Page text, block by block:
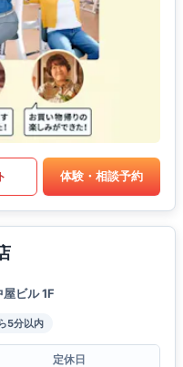
体験・相談予約
ビル 1F
5分以内
定休日